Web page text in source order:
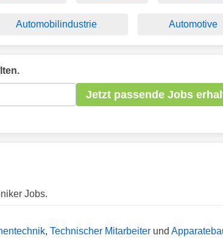
Automobilindustrie Automotive
Jetzt passende Jobs
Jobs.
, Technischer Mitarbeiter und